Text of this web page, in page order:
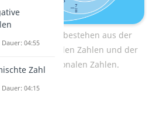
reellen Zahlen bestehen aus der
der irrationalen Zahlen und der
Menge der rationalen Zahlen.
04:55
Zahl
04:15